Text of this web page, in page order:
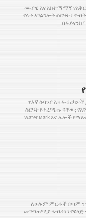
ሙያዊ እና አስተማማኝ
የላቀ አገልግሎት ስርዓት ፣
በፋይናንስ
የእኛ ኩባንያ እና ፋብሪካዎች
ስርዓት የተረጋገጡ ናቸው; የእኛ
Water Mark እና ሌሎች
ለሁሉም ምርቶች በጣም ጥሩ
መገጣጠሚያ ፋብሪካ ፣ የፍላጅ